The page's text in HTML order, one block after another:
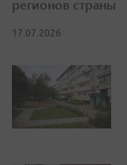
регионов страны
17.07.2026